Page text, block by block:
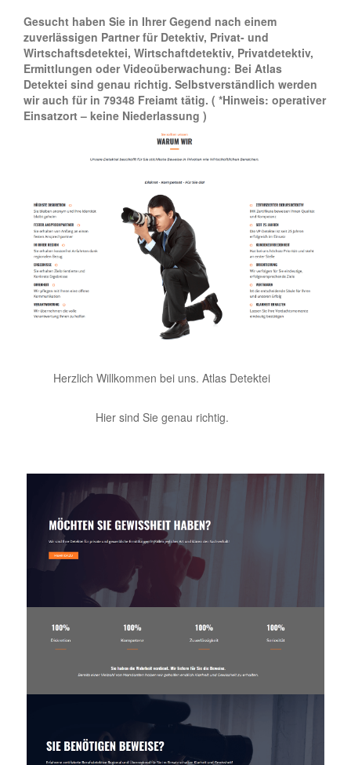
Gesucht haben Sie in Ihrer Gegend nach einem
zuverlässigen Partner für Detektiv, Privat- und
Wirtschaftsdetektei, Wirtschaftdetektiv, Privatdetektiv,
Ermittlungen oder Videoüberwachung: Bei Atlas
Detektei sind genau richtig. Selbstverständlich werden
wir auch für in 79348 Freiamt tätig. ( *Hinweis: operativer
Einsatzort – keine Niederlassung )
Herzlich Willkommen bei uns. Atlas Detektei
Hier sind Sie genau richtig.